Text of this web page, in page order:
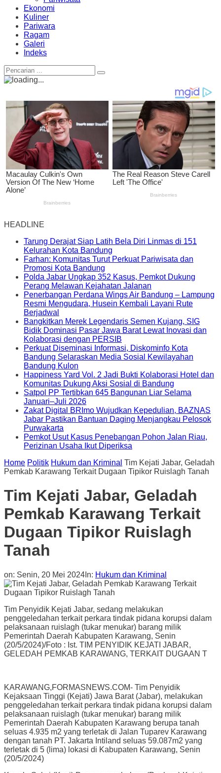
Ekonomi
Kuliner
Pariwara
Ragam
Galeri
Indeks
HEADLINE
Tarung Derajat Siap Latih Bela Diri Linmas di 151
Kelurahan Kota Bandung
Farhan: Komunitas Turut Perkuat Pariwisata dan
Promosi Kota Bandung
Polda Jabar Ungkap 352 Kasus, Pemkot Dukung
Perang Melawan Kejahatan Jalanan
Penerbangan Perdana Wings Air Bandung – Lampung
Resmi Mengudara, Husein Kembali Layani Rute
Berjadwal
Bangkitkan Merek Legendaris Semen Kujang, SIG
Bidik Dominasi Pasar Jawa Barat Lewat Inovasi dan
Kolaborasi dengan PERSIB
Perkuat Diseminasi Informasi, Diskominfo Kota
Bandung Selaraskan Media Sosial Kewilayahan
Bandung Kulon
Happiness Yard Vol. 2 Jadi Bukti Kolaborasi Hotel dan
Komunitas Dukung Aksi Sosial di Bandung
Satpol PP Tertibkan 645 Bangunan Liar Selama
Januari–Juli 2026
Zakat Digital BRImo Wujudkan Kepedulian, BAZNAS
Jabar Pastikan Bantuan Daging Menjangkau Pelosok
Purwakarta
Pemkot Usut Kasus Penebangan Pohon Jalan Riau,
Perizinan Usaha Ikut Diperiksa
Home Politik Hukum dan Kriminal Tim Kejati Jabar, Geladah
Pemkab Karawang Terkait Dugaan Tipikor Ruislagh Tanah
Tim Kejati Jabar, Geladah
Pemkab Karawang Terkait
Dugaan Tipikor Ruislagh
Tanah
on: Senin, 20 Mei 2024 In: Hukum dan Kriminal
Tim Penyidik Kejati Jabar, sedang melakukan
penggeledahan terkait perkara tindak pidana korupsi dalam
pelaksanaan ruislagh (tukar menukar) barang milik
Pemerintah Daerah Kabupaten Karawang, Senin
(20/5/2024)/Foto : Ist. TIM PENYIDIK KEJATI JABAR,
GELEDAH PEMKAB KARAWANG, TERKAIT DUGAAN T
KARAWANG,FORMASNEWS.COM- Tim Penyidik
Kejaksaan Tinggi (Kejati) Jawa Barat (Jabar), melakukan
penggeledahan terkait perkara tindak pidana korupsi dalam
pelaksanaan ruislagh (tukar menukar) barang milik
Pemerintah Daerah Kabupaten Karawang berupa tanah
seluas 4.935 m2 yang terletak di Jalan Tuparev Karawang
dengan tanah PT. Jakarta Intiland seluas 59.087m2 yang
terletak di 5 (lima) lokasi di Kabupaten Karawang, Senin
(20/5/2024)